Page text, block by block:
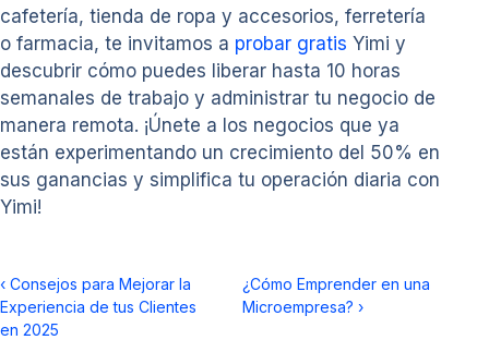
cafetería, tienda de ropa y accesorios, ferretería
o farmacia, te invitamos a probar gratis Yimi y
descubrir cómo puedes liberar hasta 10 horas
semanales de trabajo y administrar tu negocio de
manera remota. ¡Únete a los negocios que ya
están experimentando un crecimiento del 50% en
sus ganancias y simplifica tu operación diaria con
Yimi!
‹ Consejos para Mejorar la
Experiencia de tus Clientes
en 2025
¿Cómo Emprender en una
Microempresa? ›